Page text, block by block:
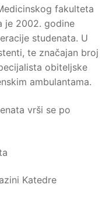
fakulteta
je 2002. godine
studenata. U
te značajan broj
obiteljske
ambulantama.
vrši se po
Katedre